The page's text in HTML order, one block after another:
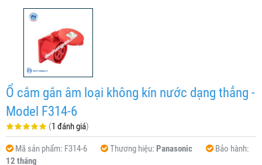
Ổ cắm gắn âm loại không kín nước dạng thẳng -
Model F314-6
(1 đánh giá)
Mã sản phẩm: F314-6 Thương hiệu: Panasonic
Bảo hành:
12 tháng